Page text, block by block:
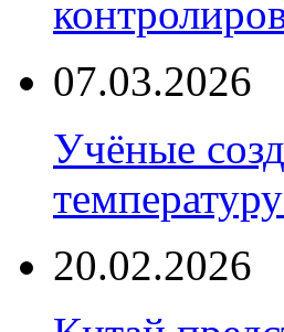
07.03.2026
Учёные
20.02.2026